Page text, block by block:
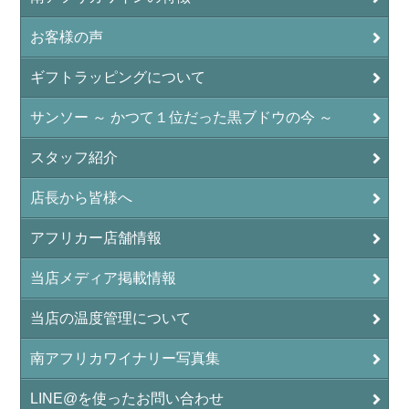
お客様の声
ギフトラッピングについて
サンソー ～ かつて１位だった黒ブドウの今 ～
スタッフ紹介
店長から皆様へ
アフリカー店舗情報
当店メディア掲載情報
当店の温度管理について
南アフリカワイナリー写真集
LINE@を使ったお問い合わせ